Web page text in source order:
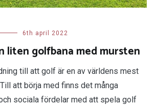
6th april 2022
liten golfbana med mursten
till att golf är en av världens mest
att börja med finns det många
sociala fördelar med att spela golf